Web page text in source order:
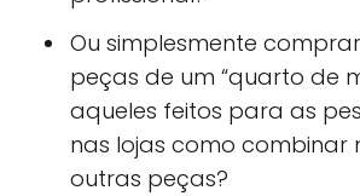
Ou simplesmente
peças de um “quarto de
aqueles feitos para as
nas lojas como combinar
outras peças?